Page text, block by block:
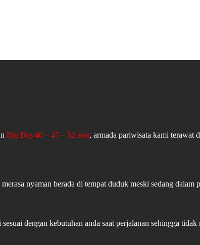
Big Bus 40 – 47 – 52 seat, armada pariwisata kami terawat
nyaman berada di tempat duduk meski sedang dalam
dengan kebutuhan anda saat perjalanan sehingga